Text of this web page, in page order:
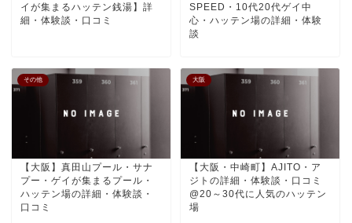
イが集まるハッテン銭湯】詳
細・体験談・口コミ
SPEED・10代20代ゲイ中
心・ハッテン場の詳細・体験
談
その他
【大阪】真田山プール・サナ
プー・ゲイが集まるプール・
ハッテン場の詳細・体験談・
口コミ
大阪
【大阪・中崎町】AJITO・ア
ジトの詳細・体験談・口コミ
@20～30代に人気のハッテン
場